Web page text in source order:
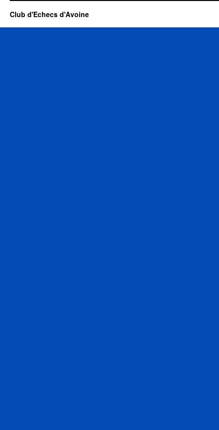
Club d'Echecs d'Avoine